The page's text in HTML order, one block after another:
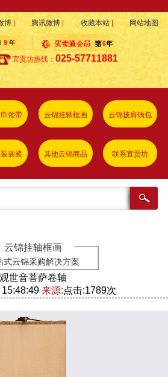
博| 腾讯微博| 收藏本站| 网站地图
宜贡坊热线：025-57711881
领带 云锦挂轴框画 云锦披肩钱包
袈裟 其他云锦商品 联系宜贡坊
云锦挂轴框画
式云锦采购解决方案
观世音菩萨卷轴
来源:点击:1789次